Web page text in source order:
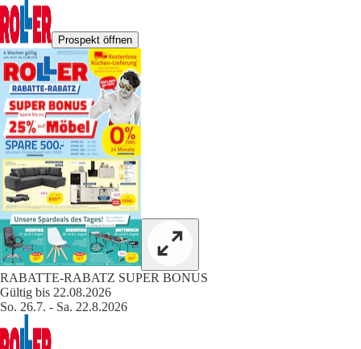
Prospekt öffnen
RABATTE-RABATZ SUPER BONUS
Gültig bis 22.08.2026
So. 26.7. - Sa. 22.8.2026